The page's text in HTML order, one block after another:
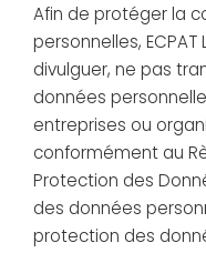
Afin de protéger la
personnelles,
divulguer, ne pas
données
entreprises ou
conformément au
Protection des
des données
protection des